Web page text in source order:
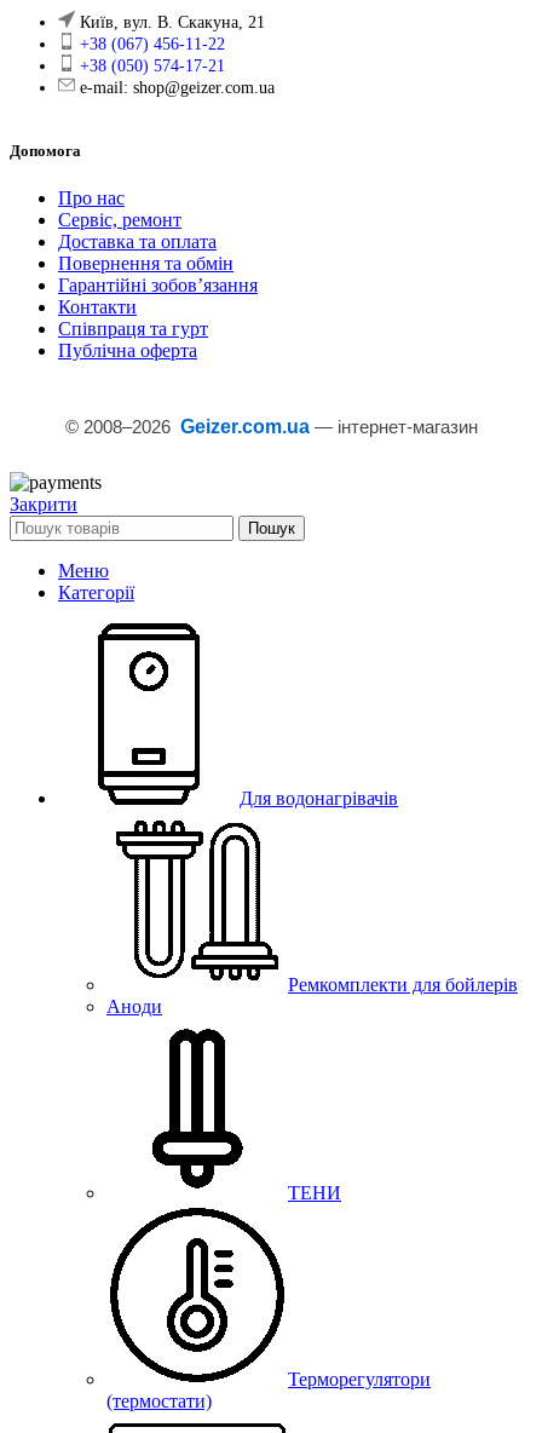
Київ, вул. В. Скакуна, 21
+38 (067) 456-11-22
+38 (050) 574-17-21
e-mail: shop@geizer.com.ua
Допомога
Про нас
Сервіс, ремонт
Доставка та оплата
Повернення та обмін
Гарантійні зобов’язання
Контакти
Співпраця та гурт
Публічна оферта
© 2008–2026 Geizer.com.ua— інтернет-магазин
Закрити
Пошук
Меню
Категорії
Для водонагрівачів
Ремкомплекти для бойлерів
Аноди
ТЕНИ
Терморегулятори
(термостати)